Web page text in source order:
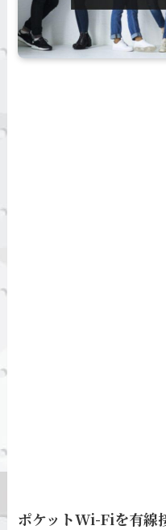
ポケットWi-Fiを有線